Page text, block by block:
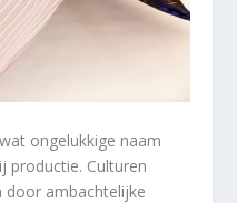
ongelukkige naam
productie. Culturen
door ambachtelijke